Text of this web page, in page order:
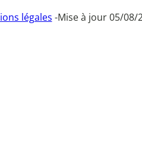
légales -Mise à jour 05/08/